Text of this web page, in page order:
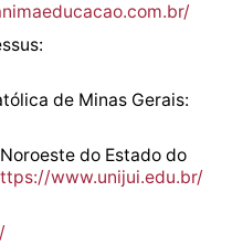
de Minas Gerais:
do Estado do
www.unijui.edu.br/